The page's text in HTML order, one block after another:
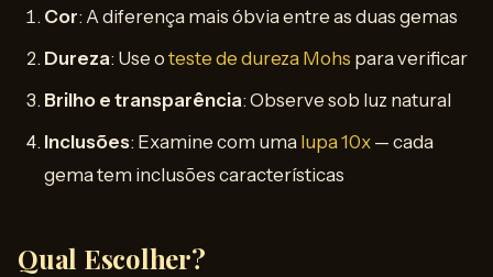
Cor: A diferença mais óbvia entre as duas gemas
Dureza: Use o teste de dureza Mohs para verificar
Brilho e transparência: Observe sob luz natural
Inclusões: Examine com uma lupa 10x — cada
gema tem inclusões características
Qual Escolher?